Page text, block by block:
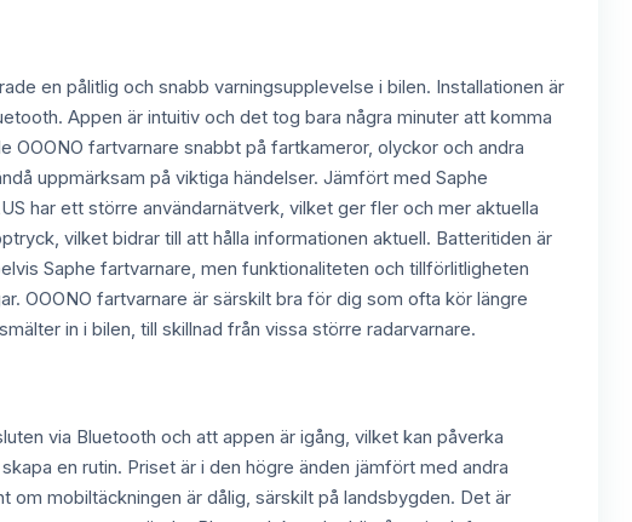
en pålitlig och snabb varningsupplevelse i bilen. Installationen är
Appen är intuitiv och det tog bara några minuter att komma
fartvarnare snabbt på fartkameror, olyckor och andra
uppmärksam på viktiga händelser. Jämfört med Saphe
har ett större användarnätverk, vilket ger fler och mer aktuella
vilket bidrar till att hålla informationen aktuell. Batteritiden är
Saphe fartvarnare, men funktionaliteten och tillförlitligheten
OOONO fartvarnare är särskilt bra för dig som ofta kör längre
in i bilen, till skillnad från vissa större radarvarnare.
via Bluetooth och att appen är igång, vilket kan påverka
en rutin. Priset är i den högre änden jämfört med andra
om mobiltäckningen är dålig, särskilt på landsbygden. Det är